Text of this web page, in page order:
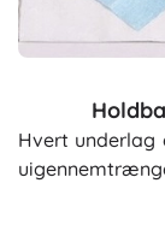
Hvert